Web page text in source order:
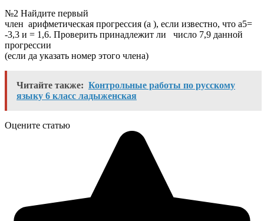
№2 Найдите первый
член арифметическая прогрессия (а ), если известно, что а5=
-3,3 и = 1,6. Проверить принадлежит ли число 7,9 данной
прогрессии
(если да указать номер этого члена)
Читайте также: Контрольные работы по русскому
языку 6 класс ладыженская
Оцените статью